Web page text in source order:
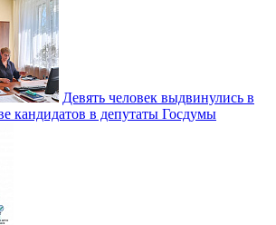
Девять человек выдвинулись в
кандидатов в депутаты Госдумы